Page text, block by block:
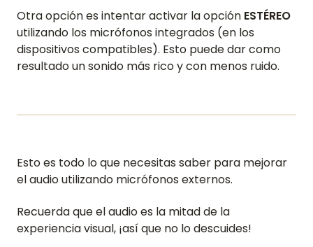
Otra opción es intentar activar la opción ESTÉREO
utilizando los micrófonos integrados (en los
dispositivos compatibles). Esto puede dar como
resultado un sonido más rico y con menos ruido.
Esto es todo lo que necesitas saber para mejorar
el audio utilizando micrófonos externos.
Recuerda que el audio es la mitad de la
experiencia visual, ¡así que no lo descuides!